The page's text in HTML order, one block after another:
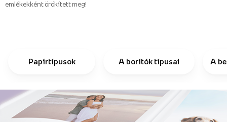
emlékekként örökített meg!
Papírtípusok A borítók típusai A